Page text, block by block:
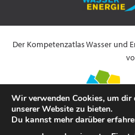
Der Kompetenzatlas Wasser und
Wir verwenden Cookies, um
unserer Website zu bieten.
Du kannst mehr darüber